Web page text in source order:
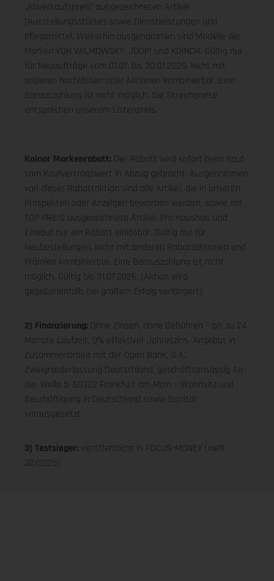
„Abverkaufspreis" ausgezeichneten Artikel
(Ausstellungsstücke) sowie Dienstleistungen und
Pflegemittel. Weiterhin ausgenommen sind Modelle der
Marken VON WILMOWSKY, JOOP! und KOINOR. Gültig nur
für Neuaufträge vom 01.07. bis 30.07.2026. Nicht mit
anderen Nachlässen oder Aktionen kombinierbar. Eine
Barauszahlung ist nicht möglich. Die Streichpreise
entsprechen unserem Listenpreis.
Koinor Markenrabatt: Der Rabatt wird sofort beim Kauf
vom Kaufvertragswert in Abzug gebracht. Ausgenommen
von dieser Rabattaktion sind alle Artikel, die in unseren
Prospekten oder Anzeigen beworben werden, sowie mit
TOP PREIS ausgezeichnete Artikel. Pro Haushalt und
Einkauf nur ein Rabatt einlösbar. Gültig nur für
Neubestellungen. Nicht mit anderen Rabattaktionen und
Prämien kombinierbar. Eine Barauszahlung ist nicht
möglich. Gültig bis 31.07.2026. (Aktion wird
gegebenenfalls bei großem Erfolg verlängert).
2) Finanzierung: Ohne Zinsen, ohne Gebühren – bis zu 24
Monate Laufzeit, 0% effektiver Jahreszins. Angebot in
Zusammenarbeit mit der Open Bank, S.A.,
Zweigniederlassung Deutschland, geschäftsansässig An
der Welle 5, 60322 Frankfurt am Main – Wohnsitz und
Beschäftigung in Deutschland sowie Bonität
vorausgesetzt
3) Testsieger: veröffentlicht in FOCUS-MONEY (Heft
32/2025)